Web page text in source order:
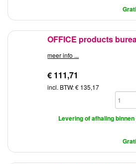
OFFICE products
meer info ...
€ 111,71
incl. BTW: € 135,17
Levering of afhaling